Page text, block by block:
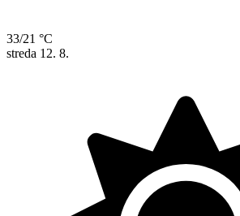
33/21 °C
streda 12. 8.